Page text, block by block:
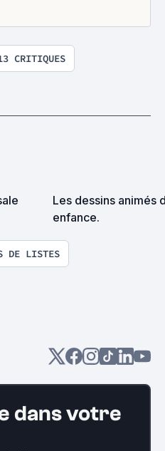
CRITIQUES
Les dessins animés
enfance.
DE LISTES
dans votre